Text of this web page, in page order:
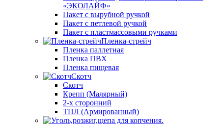
«ЭКОЛАЙФ»
Пакет с вырубной ручкой
Пакет с петлевой ручкой
Пакет с пластмассовыми ручками
Пленка-стрейч
Пленка паллетная
Пленка ПВХ
Пленка пищевая
Скотч
Скотч
Крепп (Малярный)
2-х сторонний
ТПЛ (Армированный)